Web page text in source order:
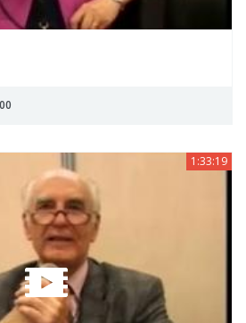
1:33:19